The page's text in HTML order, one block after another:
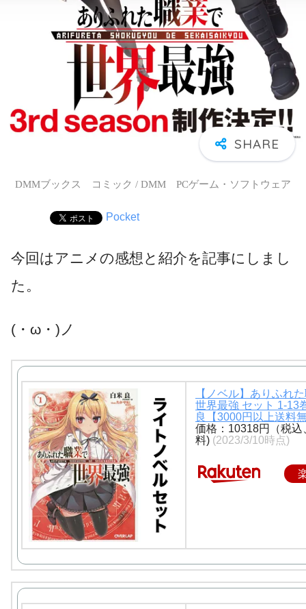
DMMブックス コミック / DMM PCゲーム・ソフトウェア
Pocket
今回はアニメの感想と紹介を記事にしまし
た。
(・ω・)ノ
【ノベル】ありふれ
世界最強 セット 1-13
良【3000円以上送料
価格：10318円（税込
料) (2023/3/10時点)